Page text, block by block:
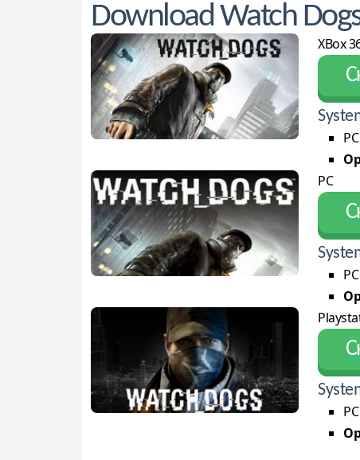
Download Watch
XBox
PC